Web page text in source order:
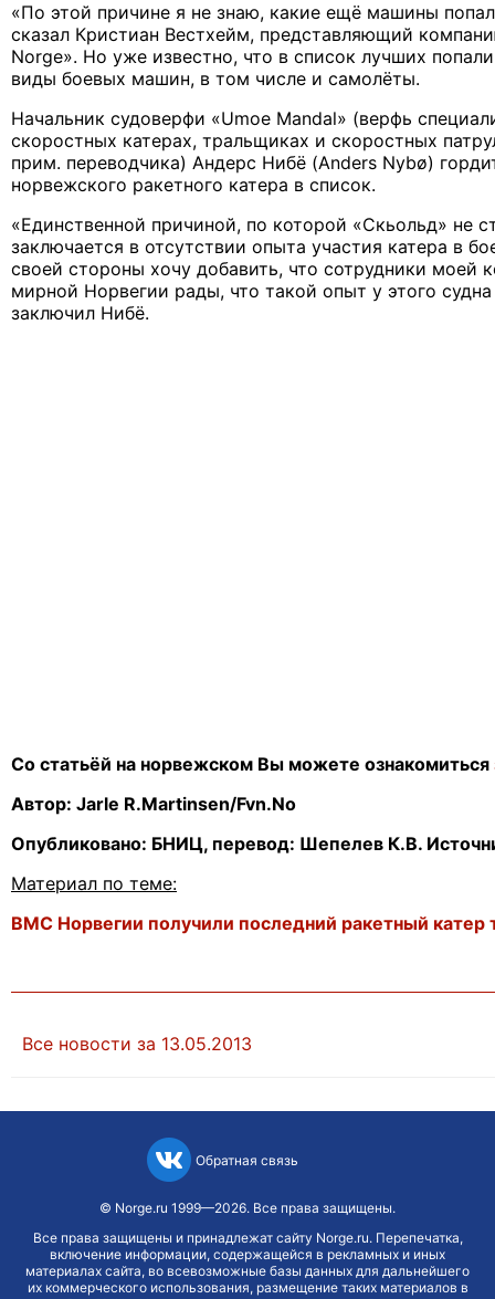
«По этой причине я не знаю, какие ещё машины
сказал Кристиан Вестхейм, представляющий
Norge». Но уже известно, что в список лучших
виды боевых машин, в том числе и самолёты.
Начальник судоверфи «Umoe Mandal» (верфь
скоростных катерах, тральщиках и скоростных
прим. переводчика) Андерс Нибё (Anders Nybø)
норвежского ракетного катера в список.
«Единственной причиной, по которой «Скьольд» не
заключается в отсутствии опыта участия катера в
своей стороны хочу добавить, что сотрудники моей
мирной Норвегии рады, что такой опыт у этого судна
заключил Нибё.
Со статьёй на норвежском Вы можете ознакомиться
Автор: Jarle R.Martinsen/Fvn.No
Опубликовано: БНИЦ, перевод: Шепелев К.В.
Материал по теме:
ВМС Норвегии получили последний ракетный катер
Все новости за 13.05.2013
Обратная связь
© Norge.ru 1999—2026. Все права защищены.
Все права защищены и принадлежат сайту Norge.ru. Перепечатка,
включение информации, содержащейся в рекламных и иных
материалах сайта, во всевозможные базы данных для дальнейшего
их коммерческого использования, размещение таких материалов в